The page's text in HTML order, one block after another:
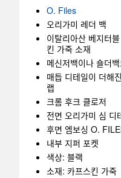
O. Files
오리가미 레더 백
이탈리아산 베지터
킨 가죽 소재
메신저백이나 숄더
매듭 디테일이 더해
랩
크롬 후크 클로저
전면 오리가미 심 디
후면 엠보싱 O.
내부 지퍼 포켓
색상: 블랙
소재: 카프스킨 가죽